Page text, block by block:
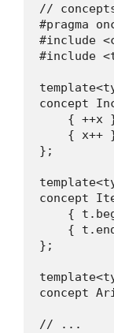
//
#pragma
#include
#include
concept
{ ++x
{ x++
};
concept
{
{
};
concept
// ...